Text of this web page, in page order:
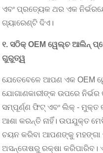
ଏବଂ ପ୍ରତ୍ୟେକ ଥର ଏକ
ଗ୍ୟାରେଣ୍ଟି ଦିଏ।
୧. ସଠିକ୍ OEM ୱେଲ୍ଚ ଆଲିନ୍
ଗୁରୁତ୍ୱ
ଯେତେବେଳେ ଆପଣ ଏକ OEM
ଯୋଗାଣକାରୀଙ୍କ ଉପରେ
ସମ୍ପୂର୍ଣ୍ଣ ଫିଟ୍ ଏବଂ ଲିକ୍ - ମୁକ୍ତ
ଆଶା କରନ୍ତି ନାହିଁ। ଉପଯୁକ୍ତ
ଚୟନ କରିବା ଆପଣଙ୍କୁ ମହଙ୍ଗା
ଅସନ୍ତୋଷରୁ ରକ୍ଷା